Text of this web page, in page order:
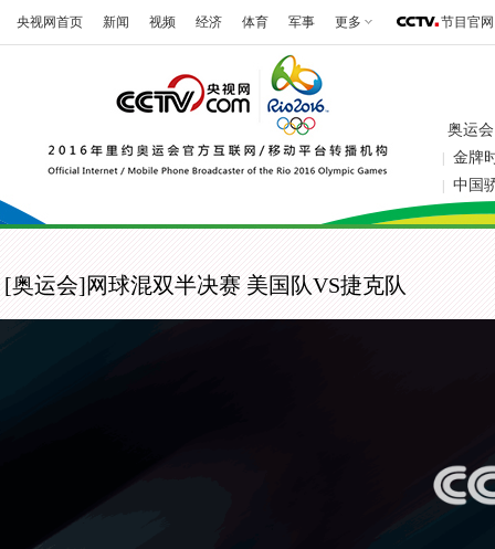
央视网首页 新闻 视频 经济 体育 军事 更多 节目官网
奥运会
金牌
中国
[奥运会]网球混双半决赛 美国队VS捷克队